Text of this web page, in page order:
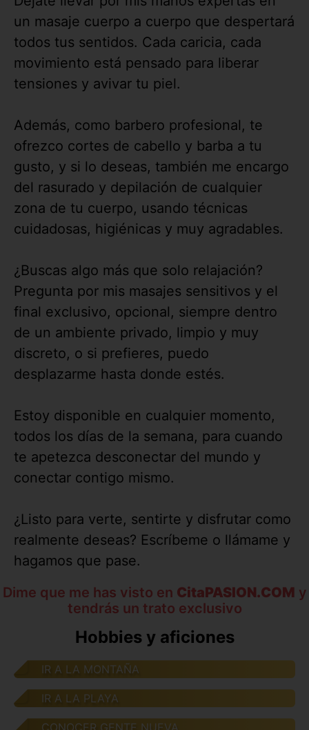
un masaje cuerpo a cuerpo que despertará
todos tus sentidos. Cada caricia, cada
movimiento está pensado para liberar
tensiones y avivar tu piel.
Además, como barbero profesional, te
ofrezco cortes de cabello y barba a tu
gusto, y si lo deseas, también me encargo
del rasurado y depilación de cualquier
zona de tu cuerpo, usando técnicas
cuidadosas, higiénicas y muy agradables.
¿Buscas algo más que solo relajación?
Pregunta por mis masajes sensitivos y el
final exclusivo, opcional, siempre dentro
de un ambiente privado, limpio y muy
discreto, o si prefieres, puedo
desplazarme hasta donde estés.
Estoy disponible en cualquier momento,
todos los días de la semana, para cuando
te apetezca desconectar del mundo y
conectar contigo mismo.
¿Listo para verte, sentirte y disfrutar como
realmente deseas? Escríbeme o llámame y
hagamos que pase.
Dime que me has visto en CitaPASION.COM y
tendrás un trato exclusivo
Hobbies y aficiones
IR A LA MONTAÑA
IR A LA PLAYA